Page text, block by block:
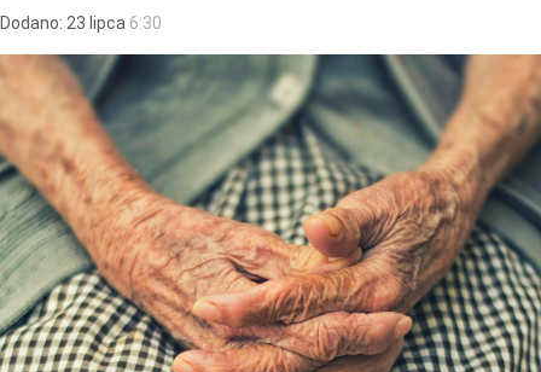
Dodano: 23 lipca 6:30